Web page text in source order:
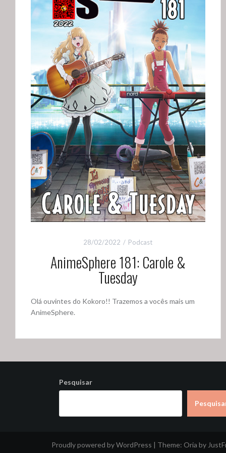
28/02/2022 Podcast
AnimeSphere 181: Carole &
Tuesday
Olá ouvintes do Kokoro!! Trazemos a vocês mais um
AnimeSphere.
Pesquisar
Proudly powered by WordPress | Theme: Oria by